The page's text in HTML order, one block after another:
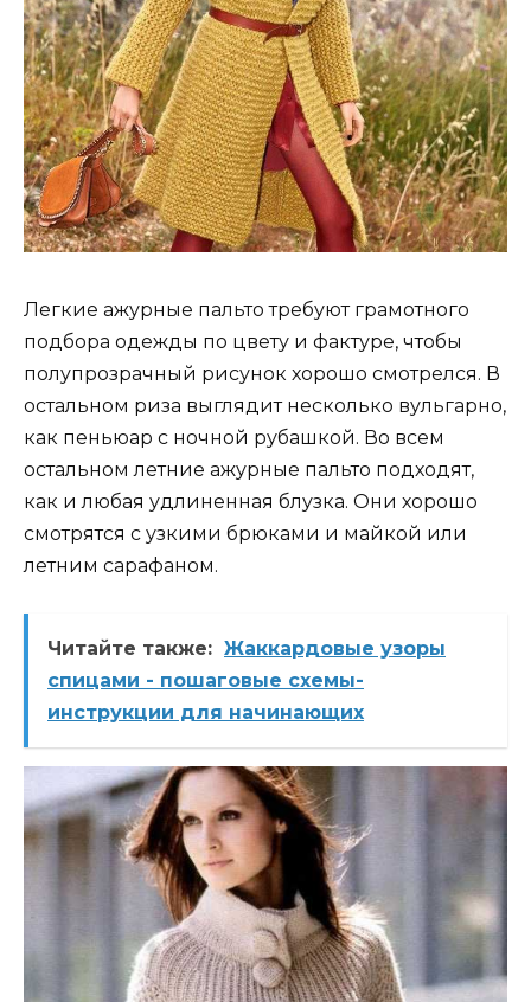
Легкие ажурные пальто требуют грамотного
подбора одежды по цвету и фактуре, чтобы
полупрозрачный рисунок хорошо смотрелся. В
остальном риза выглядит несколько вульгарно,
как пеньюар с ночной рубашкой. Во всем
остальном летние ажурные пальто подходят,
как и любая удлиненная блузка. Они хорошо
смотрятся с узкими брюками и майкой или
летним сарафаном.
Читайте также: Жаккардовые узоры
спицами - пошаговые схемы-
инструкции для начинающих